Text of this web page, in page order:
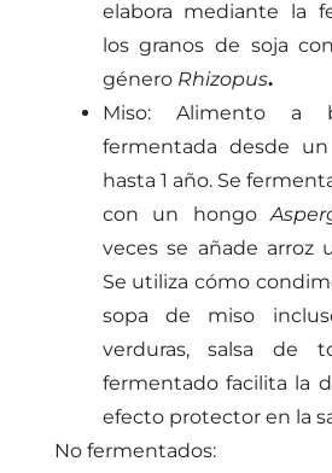
elabora mediante la
los granos de soja
género Rhizopus.
Miso: Alimento a
fermentada desde
hasta 1 año. Se
con un hongo
veces se añade arroz
Se utiliza cómo
sopa de miso
verduras, salsa de
fermentado facilita la
efecto protector en la
No fermentados: